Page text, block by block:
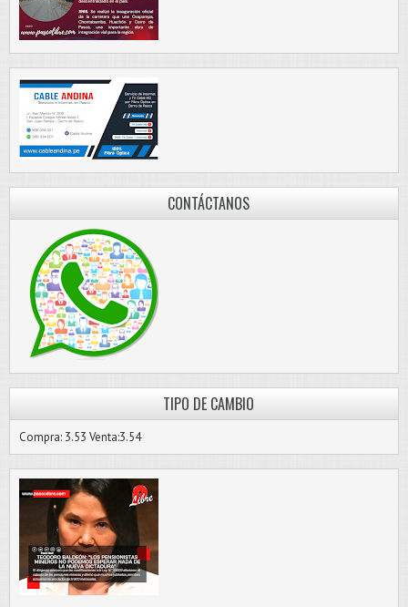
CONTÁCTANOS
TIPO DE CAMBIO
Compra: 3.53 Venta:3.54